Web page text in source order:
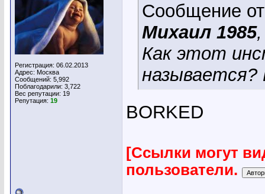
Регистрация: 06.02.2013
Адрес: Москва
Сообщений: 5,992
Поблагодарили: 3,722
Вес репутации: 19
Репутация: 19
Сообщение
Михаил 1985,
Как этот
называется?
BORKED
[Ссылки могут
пользователи.